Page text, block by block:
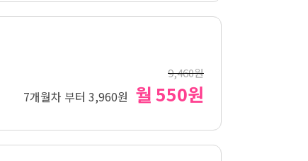
9,460원
7개월차 부터 3,960원 월 550원